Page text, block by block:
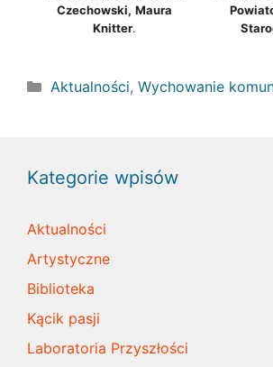
Czechowski, Maura
Knitter.
Kategorie
Aktualności, Wychowanie
Kategorie wpisów
Aktualności
Artystyczne
Biblioteka
Kącik pasji
Laboratoria Przyszłości